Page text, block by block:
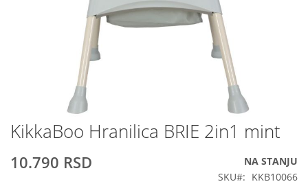
Skip
to
the
beginning
KikkaBoo Hranilica BRIE 2in1 mint
10.790 RSD
NA STANJU
SKU
KKB10066